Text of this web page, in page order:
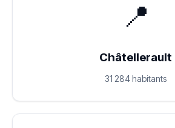
📍
Châtellerault
31 284 habitants